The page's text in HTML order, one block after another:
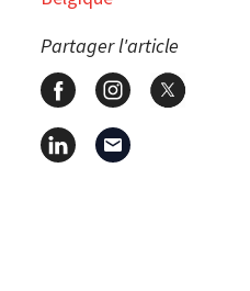
Partager l'article